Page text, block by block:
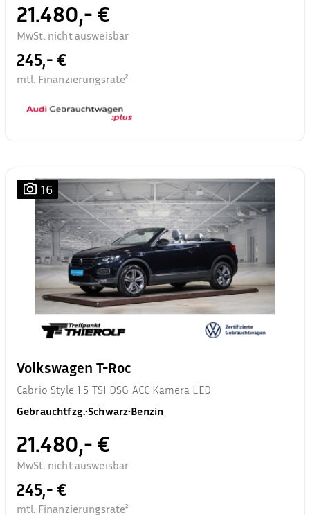
21.480,- €
MwSt. nicht ausweisbar
245,- €
mtl. Finanzierungsrate²
16
Volkswagen T-Roc
Cabrio Style 1.5 TSI DSG ACC Kamera LED
Gebrauchtfzg.•Schwarz•Benzin
21.480,- €
MwSt. nicht ausweisbar
245,- €
mtl. Finanzierungsrate²